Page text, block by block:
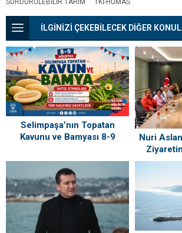
SÜRDÜRÜLEBILIR TARIM
TKİ-HÜMAS
İLGİNİZİ ÇEKEBİLECEK DİĞER
Selimpaşa’nın Topatan
Kavunu ve Bamyası 8-9
Buluşuyor
Nuri